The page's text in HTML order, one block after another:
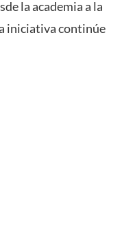
la academia a la
iniciativa continúe